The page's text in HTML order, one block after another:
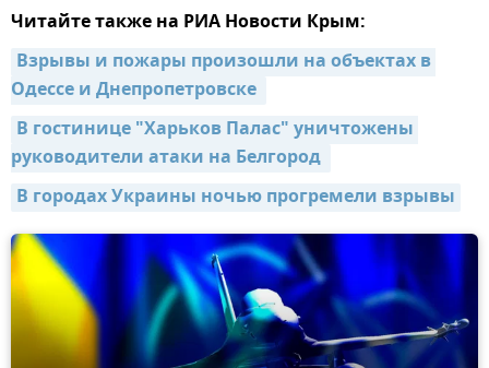
Читайте также на РИА Новости Крым:
Взрывы и пожары произошли на объектах в
Одессе и Днепропетровске
В гостинице "Харьков Палас" уничтожены
руководители атаки на Белгород
В городах Украины ночью прогремели взрывы